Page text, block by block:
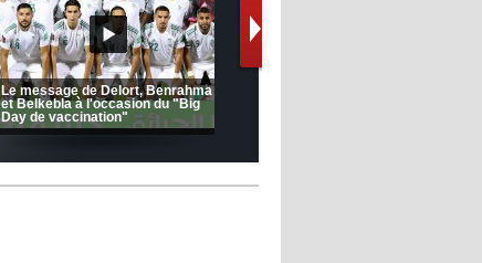
12:39 - 2022/11/06
Real : Les dirigeants veulent le
départ d'Hazard cet hiver
(Coupe de la CAF) Nkana FC 1 -
CRB 0